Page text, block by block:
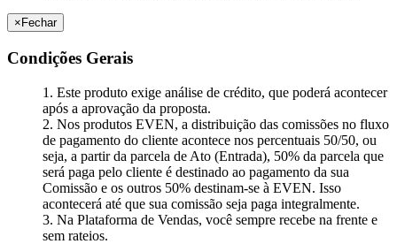
× Fechar
Condições Gerais
1. Este produto exige análise de crédito, que poderá acontecer
após a aprovação da proposta.
2. Nos produtos EVEN, a distribuição das comissões no fluxo
de pagamento do cliente acontece nos percentuais 50/50, ou
seja, a partir da parcela de Ato (Entrada), 50% da parcela que
será paga pelo cliente é destinado ao pagamento da sua
Comissão e os outros 50% destinam-se à EVEN. Isso
acontecerá até que sua comissão seja paga integralmente.
3. Na Plataforma de Vendas, você sempre recebe na frente e
sem rateios.